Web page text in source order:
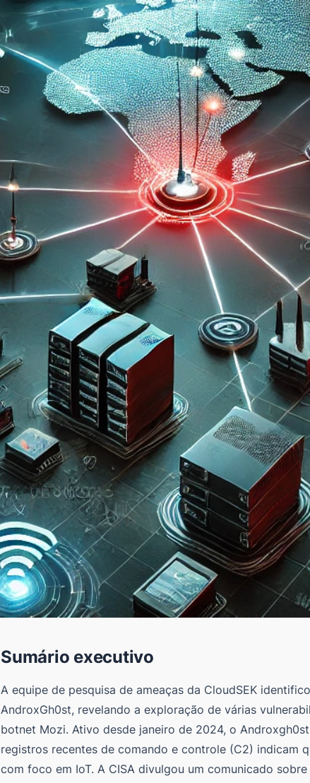
Sumário executivo
A equipe de pesquisa de ameaças da CloudSEK
AndroxGh0st, revelando a exploração de várias
botnet Mozi. Ativo desde janeiro de 2024, o
registros recentes de comando e controle (C2) indicam
com foco em IoT. A CISA divulgou um comunicado